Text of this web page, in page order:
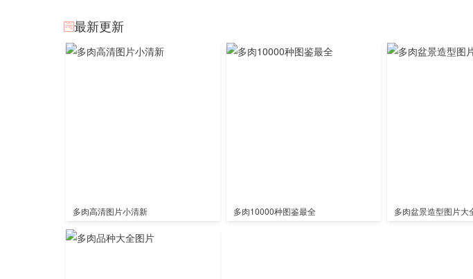
最新更新
多肉高清图片小清新 多肉10000种图鉴最全 多肉盆景造型图片大